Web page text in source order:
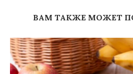
ВАМ ТАКЖЕ МОЖЕТ